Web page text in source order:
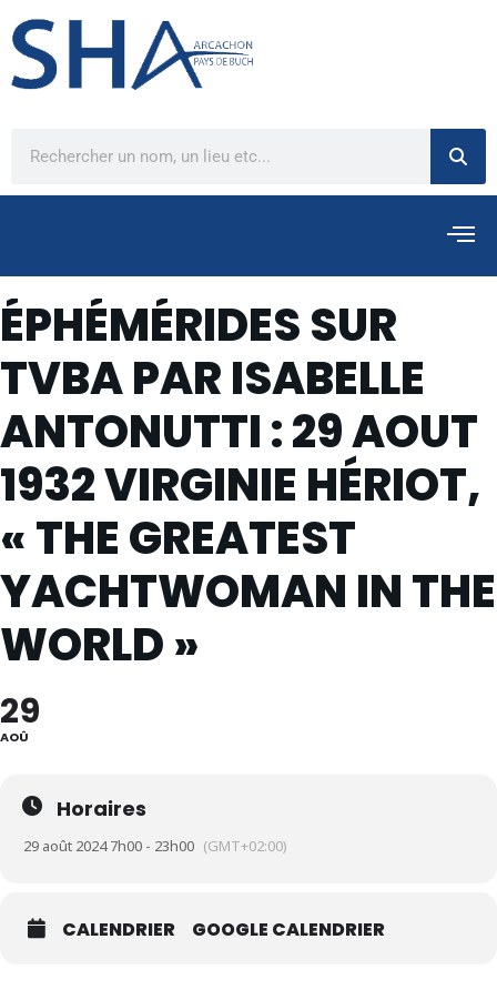
ÉPHÉMÉRIDES SUR
TVBA PAR ISABELLE
ANTONUTTI : 29 AOUT
1932 VIRGINIE HÉRIOT,
« THE GREATEST
YACHTWOMAN IN THE
WORLD »
29
AOÛ
Horaires
29 août 2024 7h00 - 23h00 (GMT+02:00)
CALENDRIER GOOGLE CALENDRIER